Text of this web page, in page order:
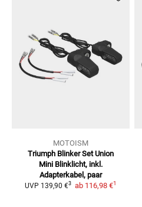
MOTOISM
Triumph Blinker Set Union
Mini Blinklicht, inkl.
Adapterkabel, paar
UVP 139,90 €3 ab 116,98 €1